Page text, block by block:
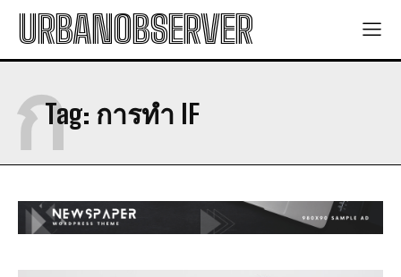
URBANOBSERVER
Tag: การทำ IF
ก